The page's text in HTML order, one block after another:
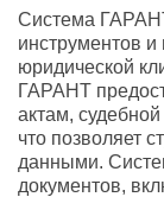
Система
инструментов и
юридической
ГАРАНТ
актам,
что позволяет
данными.
документов,